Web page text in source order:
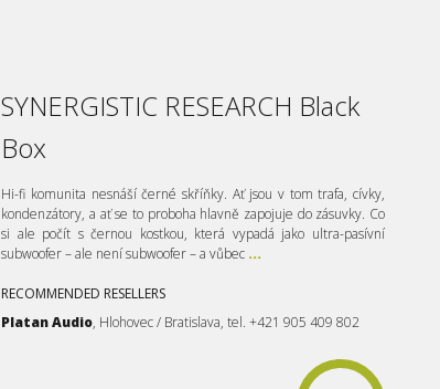
SYNERGISTIC RESEARCH Black
Box
Hi-fi komunita nesnáší černé skříňky. Ať jsou v tom trafa, cívky,
kondenzátory, a ať se to proboha hlavně zapojuje do zásuvky. Co
si ale počít s černou kostkou, která vypadá jako ultra-pasívní
subwoofer – ale není subwoofer – a vůbec ...
RECOMMENDED RESELLERS
Platan Audio, Hlohovec / Bratislava, tel. +421 905 409 802